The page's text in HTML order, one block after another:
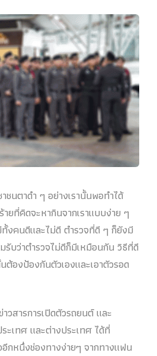
ชนตาดำ ๆ อย่างเรานั้นพอทำได้
ยที่คิดจะหากินจากเราแบบง่าย ๆ
งคนดีและไม่ดี ตำรวจที่ดี ๆ ก็ยังมี
รับว่าตำรวจไม่ดีก็มีเหมือนกัน วิธีที่ดี
ต้องป้องกันตัวเองและเอาตัวรอด
วสารการเปิดตัวรถยนต์ และ
เทศ และต่างประเทศ ได้ที่
กหนึ่งช่องทางง่ายๆ จากทางแฟน